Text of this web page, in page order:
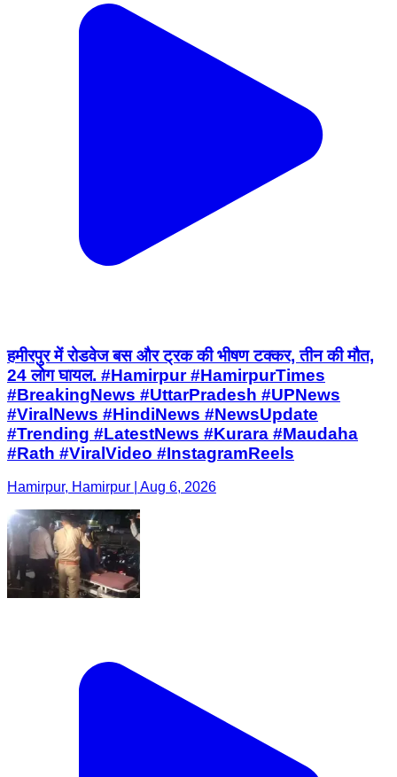
हमीरपुर में रोडवेज बस और ट्रक की भीषण टक्कर, तीन की मौत,
24 लोग घायल. #Hamirpur #HamirpurTimes
#BreakingNews #UttarPradesh #UPNews
#ViralNews #HindiNews #NewsUpdate
#Trending #LatestNews #Kurara #Maudaha
#Rath #ViralVideo #InstagramReels
Hamirpur, Hamirpur | Aug 6, 2026